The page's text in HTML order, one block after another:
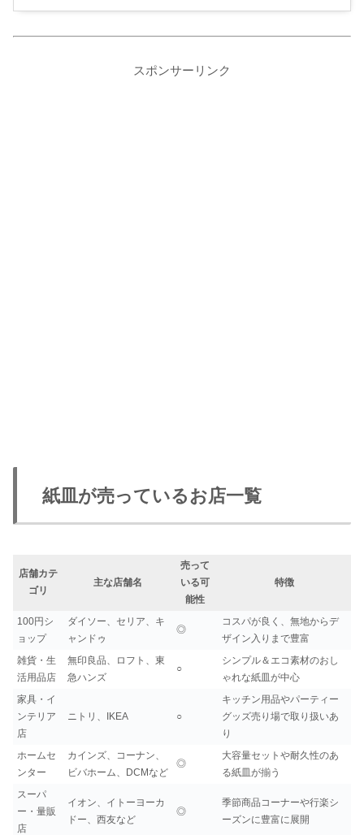
スポンサーリンク
紙皿が売っているお店一覧
店舗カテ
ゴリ
主な店舗名
売って
いる可
能性
特徴
100円シ
ョップ
ダイソー、セリア、キ
ャンドゥ
◎
コスパが良く、無地からデ
ザイン入りまで豊富
雑貨・生
活用品店
無印良品、ロフト、東
急ハンズ
○
シンプル＆エコ素材のおし
ゃれな紙皿が中心
家具・イ
ンテリア
店
ニトリ、IKEA ○
キッチン用品やパーティー
グッズ売り場で取り扱いあ
り
ホームセ
ンター
カインズ、コーナン、
ビバホーム、DCMなど
◎
大容量セットや耐久性のあ
る紙皿が揃う
スーパ
ー・量販
店
イオン、イトーヨーカ
ドー、西友など
◎
季節商品コーナーや行楽シ
ーズンに豊富に展開